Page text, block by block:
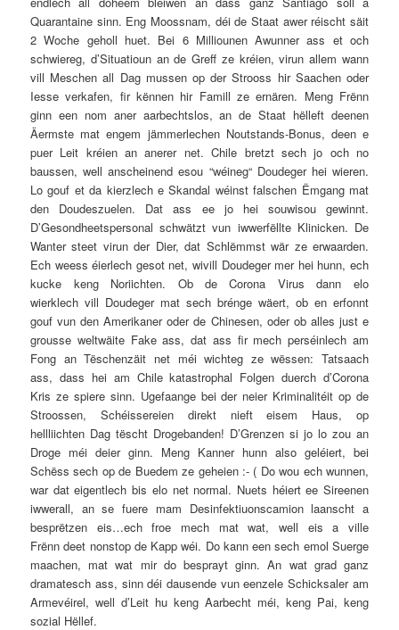
Quarantaine sinn. Eng Moossnam, déi de Staat awer réischt säit
2 Woche geholl huet. Bei 6 Milliounen Awunner ass et och
schwiereg, d’Situatioun an de Greff ze kréien, virun allem wann
vill Meschen all Dag mussen op der Strooss hir Saachen oder
Iesse verkafen, fir kënnen hir Famill ze ernären. Meng Frënn
ginn een nom aner aarbechtslos, an de Staat hëlleft deenen
Äermste mat engem jämmerlechen Noutstands-Bonus, deen e
puer Leit kréien an anerer net. Chile bretzt sech jo och no
baussen, well anscheinend esou “wéineg“ Doudeger hei wieren.
Lo gouf et da kierzlech e Skandal wéinst falschen Ëmgang mat
den Doudeszuelen. Dat ass ee jo hei souwisou gewinnt.
D’Gesondheetspersonal schwätzt vun iwwerfëllte Klinicken. De
Wanter steet virun der Dier, dat Schlëmmst wär ze erwaarden.
Ech weess éierlech gesot net, wivill Doudeger mer hei hunn, ech
kucke keng Noriichten. Ob de Corona Virus dann elo
wierklech vill Doudeger mat sech brénge wäert, ob en erfonnt
gouf vun den Amerikaner oder de Chinesen, oder ob alles just e
grousse weltwäite Fake ass, dat ass fir mech perséinlech am
Fong an Tëschenzäit net méi wichteg ze wëssen: Tatsaach
ass, dass hei am Chile katastrophal Folgen duerch d’Corona
Kris ze spiere sinn. Ugefaange bei der neier Kriminalitéit op de
Stroossen, Schéissereien direkt nieft eisem Haus, op
hellliichten Dag tëscht Drogebanden! D’Grenzen si jo lo zou an
Droge méi deier ginn. Meng Kanner hunn also geléiert, bei
Schëss sech op de Buedem ze geheien :- ( Do wou ech wunnen,
war dat eigentlech bis elo net normal. Nuets héiert ee Sireenen
iwwerall, an se fuere mam Desinfektiuonscamion laanscht a
besprëtzen eis…ech froe mech mat wat, well eis a ville
Frënn deet nonstop de Kapp wéi. Do kann een sech emol Suerge
maachen, mat wat mir do besprayt ginn. An wat grad ganz
dramatesch ass, sinn déi dausende vun eenzele Schicksaler am
Armevéirel, well d’Leit hu keng Aarbecht méi, keng Pai, keng
sozial Hëllef.